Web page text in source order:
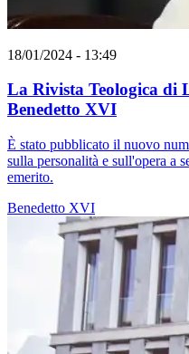
18/01/2024 - 13:49
La Rivista Teologica di
Benedetto XVI
È stato pubblicato il nuovo
sulla personalità e sull'opera a
emerito.
Benedetto XVI